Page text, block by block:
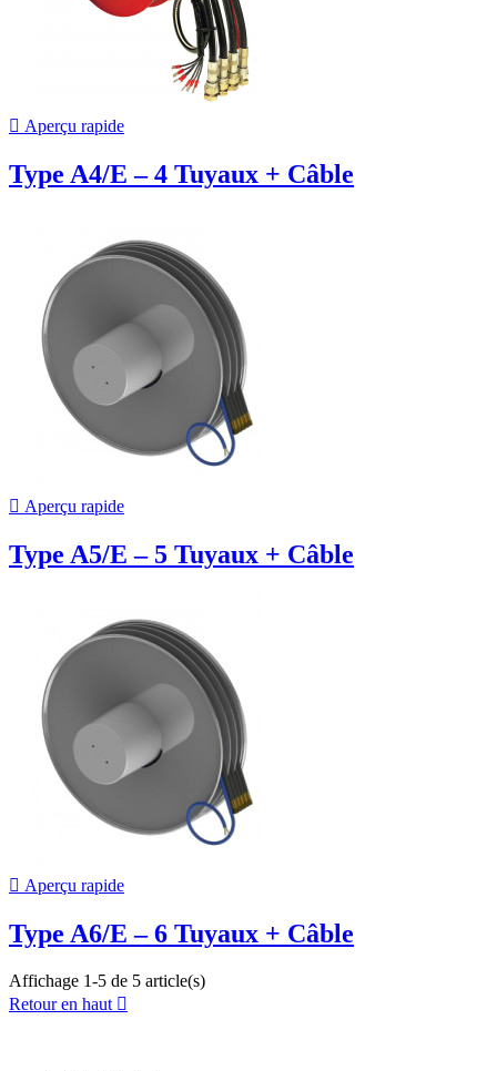
 Aperçu rapide
Type A4/E – 4 Tuyaux + Câble
 Aperçu rapide
Type A5/E – 5 Tuyaux + Câble
 Aperçu rapide
Type A6/E – 6 Tuyaux + Câble
Affichage 1-5 de 5 article(s)
Retour en haut 